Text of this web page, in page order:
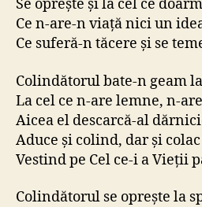
Se opreşte şi la cel ce
Ce n-are-n viaţă nici un
Ce suferă-n tăcere şi se
Colindătorul bate-n geam
La cel ce n-are lemne, n-
Aicea el descarcă-al
Aduce şi colind, dar şi colac
Vestind pe Cel ce-i a Vieţii
Colindătorul se opreşte la